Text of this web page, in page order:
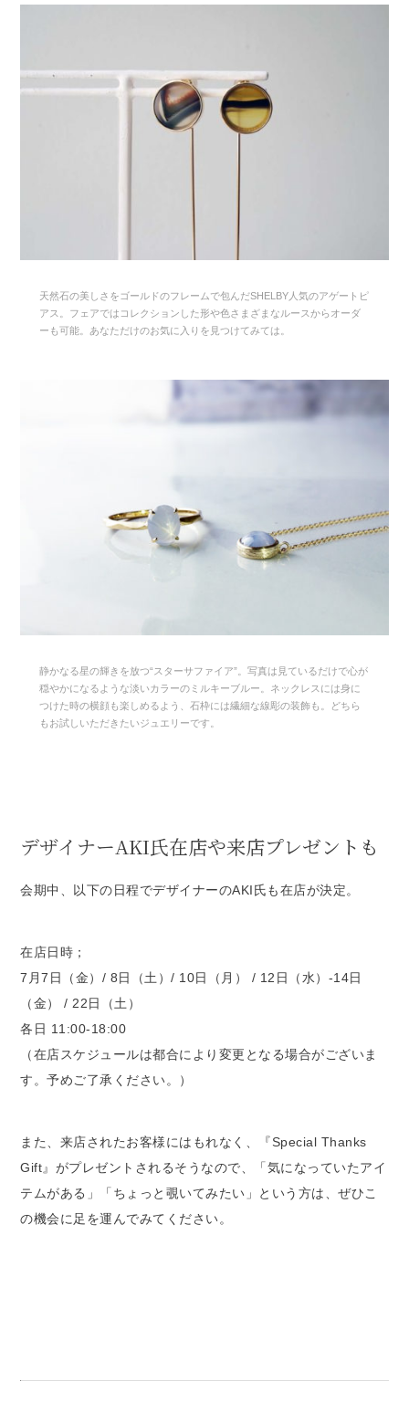
天然石の美しさをゴールドのフレームで包んだSHELBY人気のアゲートピ
アス。フェアではコレクションした形や色さまざまなルースからオーダ
ーも可能。あなただけのお気に入りを見つけてみては。
静かなる星の輝きを放つ“スターサファイア”。写真は見ているだけで心が
穏やかになるような淡いカラーのミルキーブルー。ネックレスには身に
つけた時の横顔も楽しめるよう、石枠には繊細な線彫の装飾も。どちら
もお試しいただきたいジュエリーです。
デザイナーAKI氏在店や来店プレゼントも
会期中、以下の日程でデザイナーのAKI氏も在店が決定。
在店日時；
7月7日（金）/ 8日（土）/ 10日（月） / 12日（水）-14日
（金） / 22日（土）
各日 11:00-18:00
（在店スケジュールは都合により変更となる場合がございま
す。予めご了承ください。）
また、来店されたお客様にはもれなく、『Special Thanks
Gift』がプレゼントされるそうなので、「気になっていたアイ
テムがある」「ちょっと覗いてみたい」という方は、ぜひこ
の機会に足を運んでみてください。